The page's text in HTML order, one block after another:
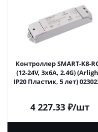
Контроллер SMART-K8-
(12-24V, 3x6A, 2.4G)
IP20 Пластик, 5 лет)
4 227.33₽/шт